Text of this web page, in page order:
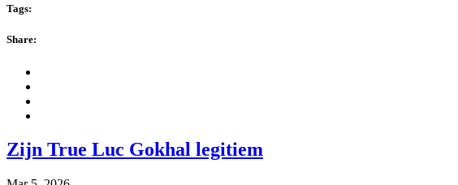
Tags:
Share:
Zijn True Luc Gokhal legitiem